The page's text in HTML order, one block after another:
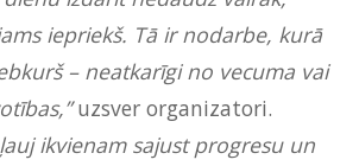
iepriekš. Tā ir nodarbe, kurā
– neatkarīgi no vecuma vai
uzsver organizatori.
ikvienam sajust progresu un